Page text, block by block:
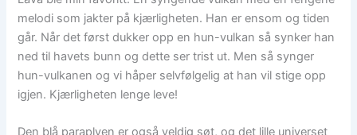
melodi som jakter på kjærligheten. Han er ensom og tiden
går. Når det først dukker opp en hun-vulkan så synker han
ned til havets bunn og dette ser trist ut. Men så synger
hun-vulkanen og vi håper selvfølgelig at han vil stige opp
igjen. Kjærligheten lenge leve!
Den blå paraplyen er også veldig søt, og det lille universet